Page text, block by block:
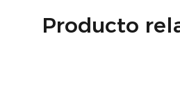
Producto